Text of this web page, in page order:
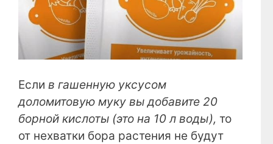
Если в гашенную уксусом
доломитовую муку вы добавите 20
борной кислоты (это на 10 л воды), то
от нехватки бора растения не будут